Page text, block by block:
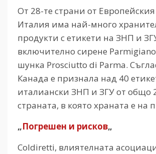
От 28-те страни от
Италия има най-много
продукти с етикети на ЗНП и
включително сирене
шунка Prosciutto di Parma.
Канада е признала над 40
италиански ЗНП и ЗГУ от общо
страната, в която храната е на
„Погрешен и рисков„
Coldiretti, влиятелната